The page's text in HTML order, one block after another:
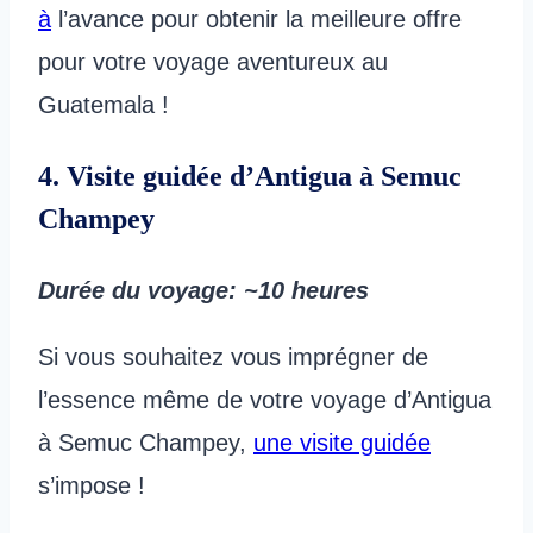
à l’avance pour obtenir la meilleure offre
pour votre voyage aventureux au
Guatemala !
4. Visite guidée d’Antigua à Semuc
Champey
Durée du voyage: ~10 heures
Si vous souhaitez vous imprégner de
l’essence même de votre voyage d’Antigua
à Semuc Champey, une visite guidée
s’impose !